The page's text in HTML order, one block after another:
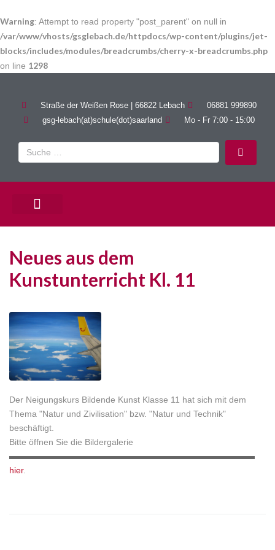
Warning: Attempt to read property "post_parent" on null in
/var/www/vhosts/gsglebach.de/httpdocs/wp-content/plugins/jet-
blocks/includes/modules/breadcrumbs/cherry-x-breadcrumbs.php
on line 1298
Straße der Weißen Rose | 66822 Lebach
06881 999890
gsg-lebach(at)schule(dot)saarland
Mo - Fr 7:00 - 15:00
Neues aus dem
Kunstunterricht Kl. 11
Der Neigungskurs Bildende Kunst Klasse 11 hat sich mit dem
Thema "Natur und Zivilisation" bzw. "Natur und Technik"
beschäftigt.
Bitte öffnen Sie die Bildergalerie
hier.